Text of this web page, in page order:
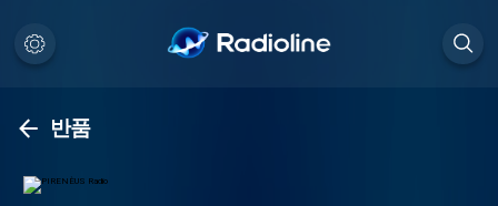
반품